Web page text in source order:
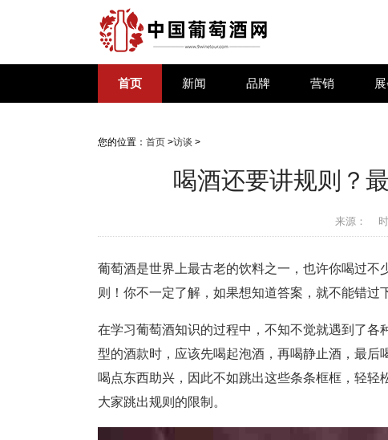
首页 新闻 品牌 营销
您的位置： 首页 >访谈 >
喝酒还要讲规则？
来源：
葡萄酒是世界上最古老的饮料之一，也许你喝过
则！你不一定了解，如果想知道答案，就不能错过
在学习葡萄酒知识的过程中，不知不觉就遇到了各
型的酒款时，应该先喝起泡酒，再喝静止酒，最后
喝点东西助兴，因此不如跳出这些条条框框，轻
大家跳出规则的限制。